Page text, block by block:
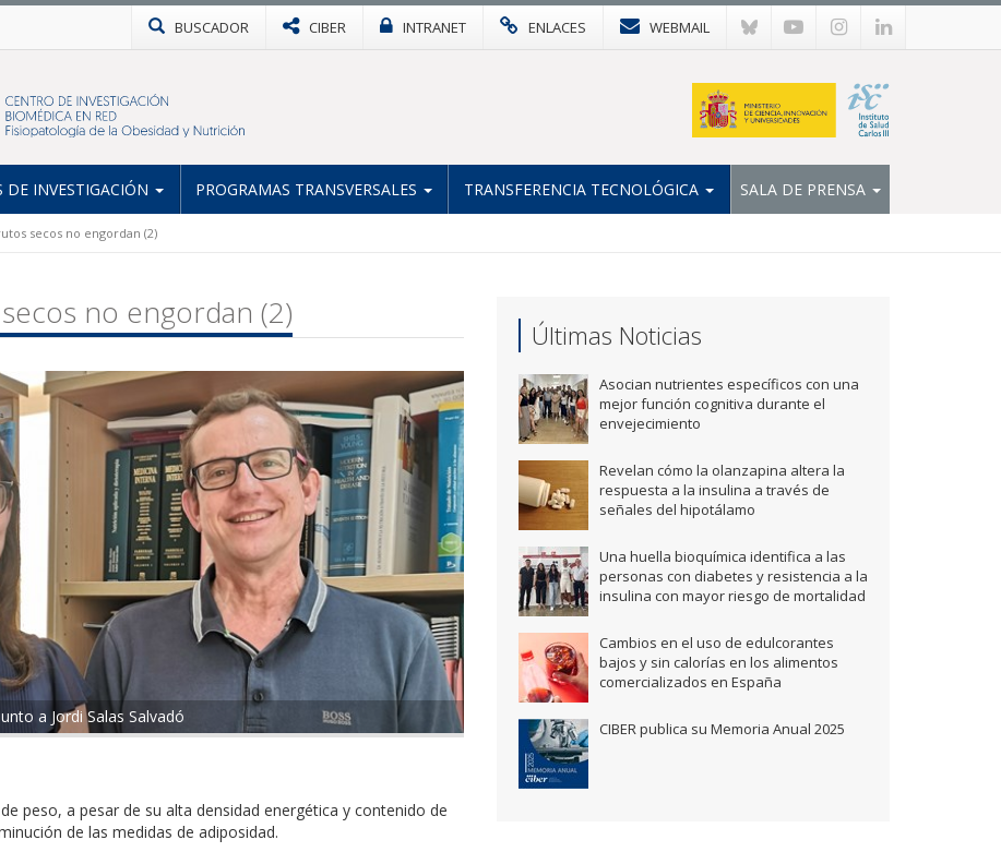
BUSCADOR CIBER INTRANET ENLACES WEBMAIL
DE INVESTIGACIÓN PROGRAMAS TRANSVERSALES TRANSFERENCIA TECNOLÓGICA SALA DE PRENSA
secos no engordan (2)
no engordan (2)
a Jordi Salas Salvadó
peso, a pesar de su alta densidad energética y contenido de
de las medidas de adiposidad.
Últimas Noticias
Asocian nutrientes específicos con una
mejor función cognitiva durante el
envejecimiento
Revelan cómo la olanzapina altera la
respuesta a la insulina a través de
señales del hipotálamo
Una huella bioquímica identifica a las
personas con diabetes y resistencia a la
insulina con mayor riesgo de mortalidad
Cambios en el uso de edulcorantes
bajos y sin calorías en los alimentos
comercializados en España
CIBER publica su Memoria Anual 2025